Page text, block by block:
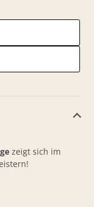
zeigt sich im